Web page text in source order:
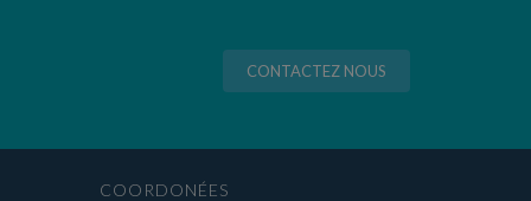
CONTACTEZ NOUS
COORDONÉES